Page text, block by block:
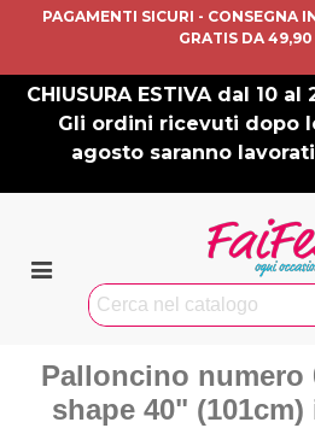
PAGAMENTI SICURI - CONSEGNA
GRATIS DA 49,90
CHIUSURA ESTIVA dal 10
Gli ordini ricevuti dopo
agosto saranno
Palloncino numero
shape 40"